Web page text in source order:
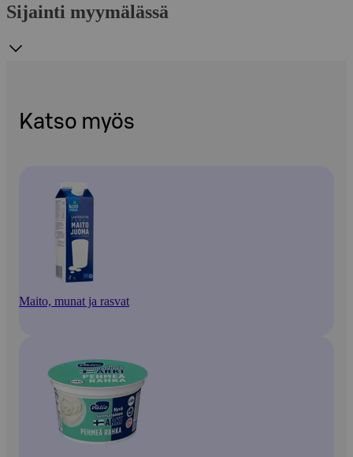
Sijainti myymälässä
Katso myös
Maito, munat ja rasvat